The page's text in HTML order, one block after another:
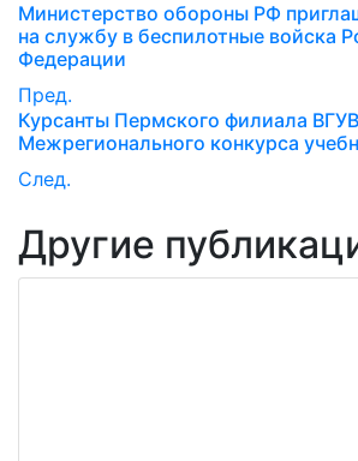
Министерство обороны РФ
на службу в беспилотные войска
Федерации
Пред.
Курсанты Пермского филиала
Межрегионального конкурса
След.
Другие